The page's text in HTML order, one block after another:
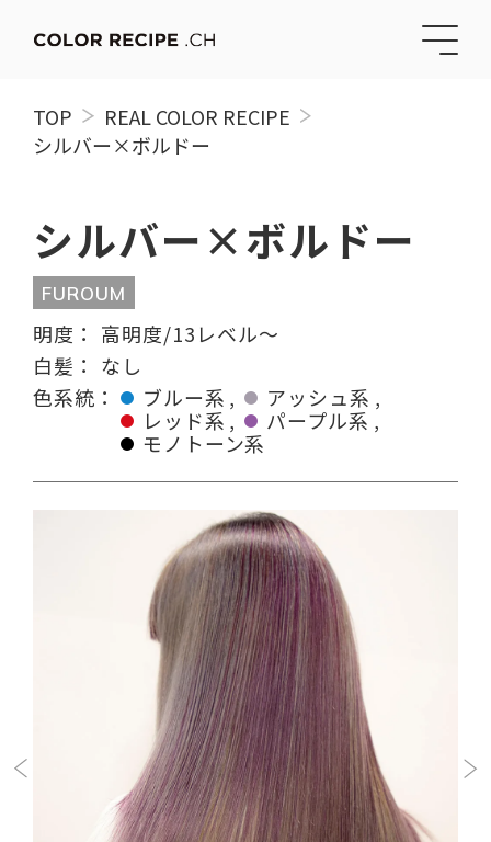
TOP
REAL COLOR RECIPE
シルバー×ボルドー
シルバー×ボルドー
FUROUM
明度： 高明度/13レベル〜
白髪： なし
色系統：
ブルー系
アッシュ系
レッド系
パープル系
モノトーン系